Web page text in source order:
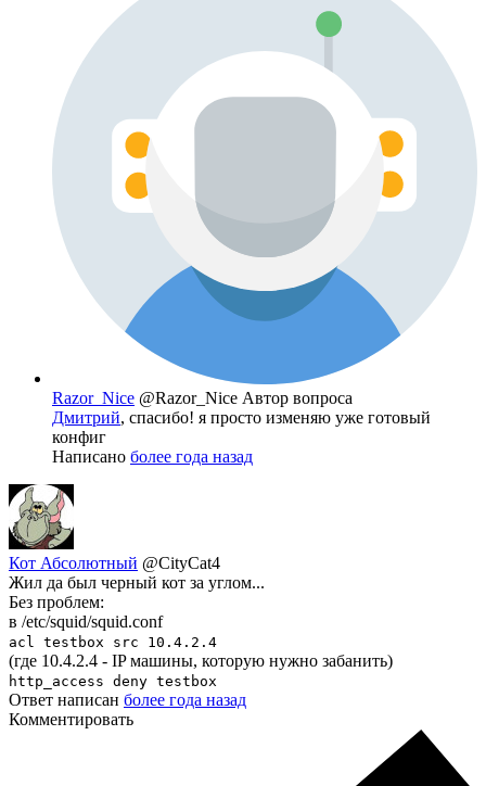
Razor_Nice @Razor_Nice Автор вопроса
Дмитрий, спасибо! я просто изменяю уже готовый
конфиг
Написано более года назад
Кот Абсолютный @CityCat4
Жил да был черный кот за углом...
Без проблем:
в /etc/squid/squid.conf
acl testbox src 10.4.2.4
(где 10.4.2.4 - IP машины, которую нужно забанить)
http_access deny testbox
Ответ написан более года назад
Комментировать